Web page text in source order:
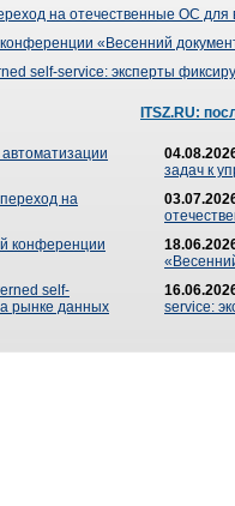
на отечественные ОС для
«Весенний
self-service: эксперты
на
конференции
self-
рынке данных
ITSZ.RU:
задач к
service: